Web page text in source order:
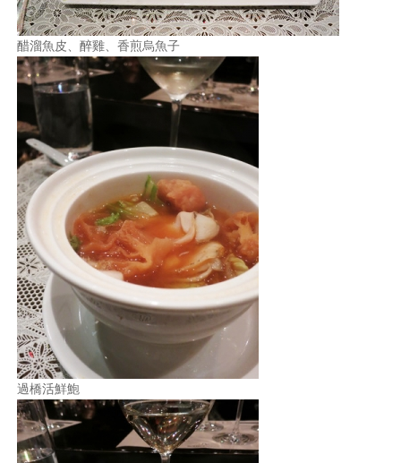
醋溜魚皮、醉雞、香煎烏魚子
過橋活鮮鮑